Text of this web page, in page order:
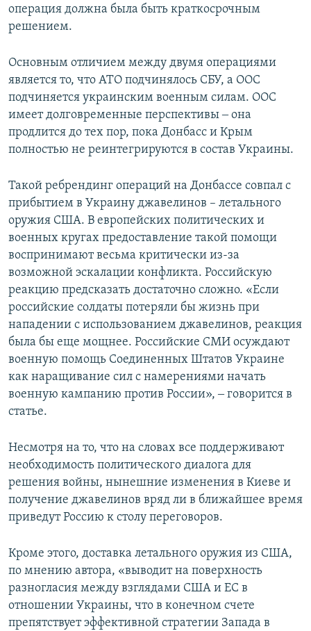
операция должна была быть краткосрочным
решением.
Основным отличием между двумя операциями
является то, что АТО подчинялось СБУ, а ООС
подчиняется украинским военным силам. ООС
имеет долговременные перспективы ‒ она
продлится до тех пор, пока Донбасс и Крым
полностью не реинтегрируются в состав Украины.
Такой ребрендинг операций на Донбассе совпал с
прибытием в Украину джавелинов – летального
оружия США. В европейских политических и
военных кругах предоставление такой помощи
воспринимают весьма критически из-за
возможной эскалации конфликта. Российскую
реакцию предсказать достаточно сложно. «Если
российские солдаты потеряли бы жизнь при
нападении с использованием джавелинов, реакция
была бы еще мощнее. Российские СМИ осуждают
военную помощь Соединенных Штатов Украине
как наращивание сил с намерениями начать
военную кампанию против России», ‒ говорится в
статье.
Несмотря на то, что на словах все поддерживают
необходимость политического диалога для
решения войны, нынешние изменения в Киеве и
получение джавелинов вряд ли в ближайшее время
приведут Россию к столу переговоров.
Кроме этого, доставка летального оружия из США,
по мнению автора, «выводит на поверхность
разногласия между взглядами США и ЕС в
отношении Украины, что в конечном счете
препятствует эффективной стратегии Запада в